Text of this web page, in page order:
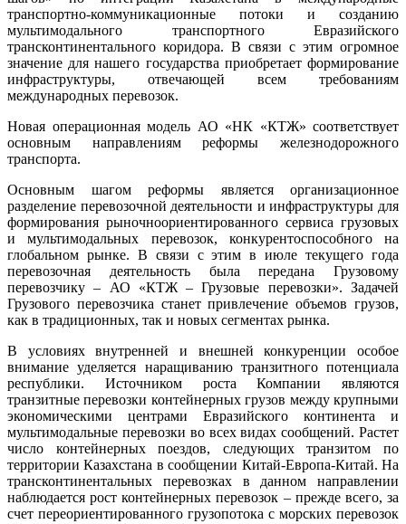
транспортно-коммуникационные потоки и созданию
мультимодального транспортного Евразийского
трансконтинентального коридора. В связи с этим огромное
значение для нашего государства приобретает формирование
инфраструктуры, отвечающей всем требованиям
международных перевозок.
Новая операционная модель АО «НК «КТЖ» соответствует
основным направлениям реформы железнодорожного
транспорта.
Основным шагом реформы является организационное
разделение перевозочной деятельности и инфраструктуры для
формирования рыночноориентированного сервиса грузовых
и мультимодальных перевозок, конкурентоспособного на
глобальном рынке. В связи с этим в июле текущего года
перевозочная деятельность была передана Грузовому
перевозчику – АО «КТЖ – Грузовые перевозки». Задачей
Грузового перевозчика станет привлечение объемов грузов,
как в традиционных, так и новых сегментах рынка.
В условиях внутренней и внешней конкуренции особое
внимание уделяется наращиванию транзитного потенциала
республики. Источником роста Компании являются
транзитные перевозки контейнерных грузов между крупными
экономическими центрами Евразийского континента и
мультимодальные перевозки во всех видах сообщений. Растет
число контейнерных поездов, следующих транзитом по
территории Казахстана в сообщении Китай-Европа-Китай. На
трансконтинентальных перевозках в данном направлении
наблюдается рост контейнерных перевозок – прежде всего, за
счет переориентированного грузопотока с морских перевозок